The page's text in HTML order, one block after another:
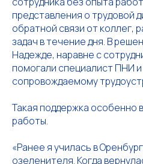
представления о трудовой
обратной связи от коллег,
задач в течение дня. В
Надежде, наравне с
помогали специалист ПНИ
сопровождаемому
Такая поддержка особенно
работы.
«Ранее я училась в
озеленителя. Когда